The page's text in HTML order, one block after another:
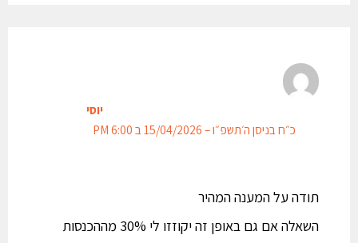
יוסי
כ״ח בניסן ה׳תשפ״ו – 15/04/2026 ב 6:00 PM
תודה על המענה המהיר
השאלה אם גם באופן זה יקוזזו לי 30% מההכנסות